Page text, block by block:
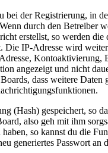
bei der Registrierung, in
durch den Betreiber
erstellst, so werden
Die IP-Adresse wird
angezeigt und nicht
dass weitere
(Hash) gespeichert, so
also geh mit ihm
so kannst du die
generiertes Passwort